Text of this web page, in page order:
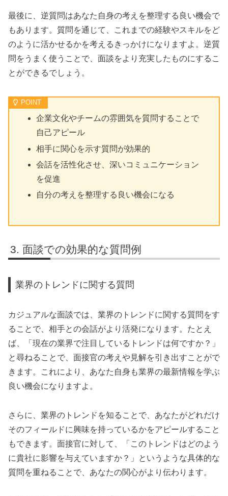
最後に、逆質問はあなた自身の考えを整理する良い機会で
もあります。質問を通じて、これまでの経験やスキルをど
のように活かせるかを考えるきっかけになりますよ。逆質
問をうまく使うことで、面談をより充実したものにするこ
とができるでしょう。
企業文化やチームの雰囲気を質問することで
自己アピール
相手に関心を示す質問が効果的
会話を活性化させ、深いコミュニケーション
を促進
自分の考えを整理する良い機会になる
面談での効果的な質問例
業界のトレンドに関する質問
カジュアルな面談では、業界のトレンドに関する質問をす
ることで、相手との会話がより活発になります。たとえ
ば、「現在の業界で注目しているトレンドは何ですか？」
と尋ねることで、面接官の考えや見解を引き出すことがで
きます。これにより、あなた自身も業界の最新情報を学ぶ
良い機会になりますよ。
さらに、業界のトレンドを知ることで、あなたがどれだけ
そのフィールドに興味を持っているかをアピールすること
もできます。面接官に対して、「このトレンドはどのよう
に貴社に影響を与えていますか？」というような具体的な
質問を重ねることで、あなたの関心がより伝わります。